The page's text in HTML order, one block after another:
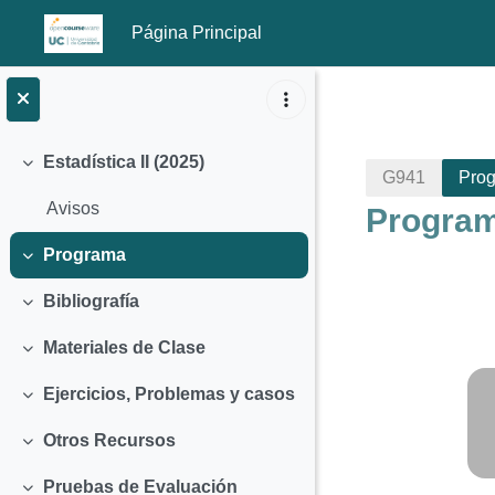
Salta al contenido principal
Página Principal
Colapsar
Estadística II (2025)
Avisos
Colapsar
Programa
Colapsar
Bibliografía
Colapsar
Materiales de Clase
Colapsar
Ejercicios, Problemas y casos
Colapsar
Otros Recursos
Pruebas de Evaluación
G941